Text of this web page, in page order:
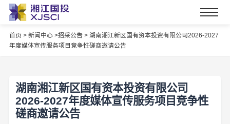
首页 > 新闻中心 >招采公告 > 湖南湘江新区国有资本投资有限公司2026-2027
年度媒体宣传服务项目竞争性磋商邀请公告
湖南湘江新区国有资本投资有限公司
2026-2027年度媒体宣传服务项目竞争性
磋商邀请公告